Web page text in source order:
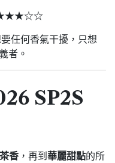
★★★☆☆
任何香氣干擾，只想
者。
SP2S
香 ，再到華麗甜點的所